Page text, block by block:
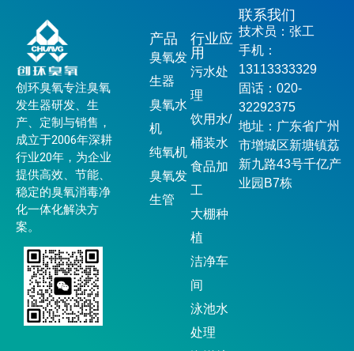
创环臭氧专注臭氧
发生器研发、生
产、定制与销售，
成立于2006年深耕
行业20年，为企业
提供高效、节能、
稳定的臭氧消毒净
化一体化解决方
案。
产品
臭氧发
生器
臭氧水
机
纯氧机
臭氧发
生管
行业应
用
污水处
理
饮用水/
桶装水
食品加
工
大棚种
植
洁净车
间
泳池水
处理
联系我们
技术员：张工
手机：
13113333329
固话：020-
32292375
地址：广东省广州
市增城区新塘镇荔
新九路43号千亿产
业园B7栋